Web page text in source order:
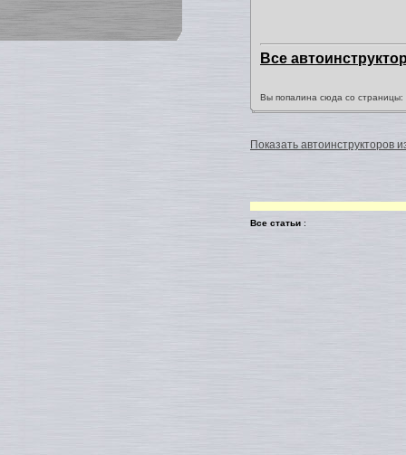
Все
Вы попалина сюда со
Показать автоинструкторов
Все статьи :